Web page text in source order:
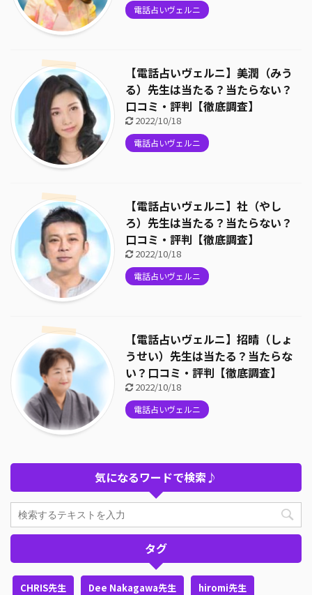
電話占いヴェルニ
【電話占いヴェルニ】美潤（みう
る）先生は当たる？当たらない？
口コミ・評判【徹底調査】
2022/10/18
電話占いヴェルニ
【電話占いヴェルニ】社（やし
ろ）先生は当たる？当たらない？
口コミ・評判【徹底調査】
2022/10/18
電話占いヴェルニ
【電話占いヴェルニ】招晴（しょ
うせい）先生は当たる？当たらな
い？口コミ・評判【徹底調査】
2022/10/18
電話占いヴェルニ
気になるワードで検索♪
タグ
CHRIS先生 Dee Nakagawa先生 hiromi先生